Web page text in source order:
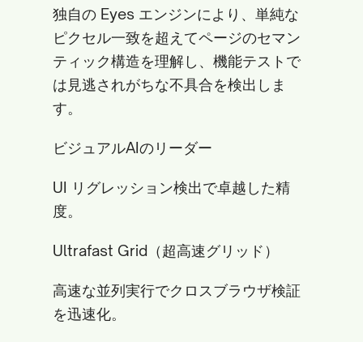
独自の Eyes エンジンにより、単純な
ピクセル一致を超えてページのセマン
ティック構造を理解し、機能テストで
は見逃されがちな不具合を検出しま
す。
ビジュアルAIのリーダー
UI リグレッション検出で卓越した精
度。
Ultrafast Grid（超高速グリッド）
高速な並列実行でクロスブラウザ検証
を迅速化。